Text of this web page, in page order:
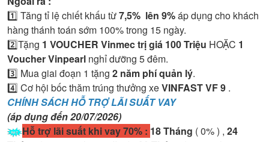
1️⃣ Tăng tỉ lệ chiết khấu từ7,5% lên 9%áp dụng cho khách
hàng thánh toán sớm 100% trong 15 ngày.
2️⃣Tặng 1 VOUCHER Vinmec trị giá 100 Triệu HOẶC 1
Voucher Vinpearl nghỉ dưỡng 5 đêm.
3️⃣ Mua giai đoạn 1 tặng 2 năm phí quản lý.
4️⃣ Cơ hội bốc thăm trúng thưởng xeVINFAST VF 9 .
CHÍNH SÁCH HỖ TRỢ LÃI SUẤT VAY
(áp dụng đến 20/07/2026)
Hỗ trợ lãi suất khi vay 70% : 18 Tháng ( 0% ) , 24